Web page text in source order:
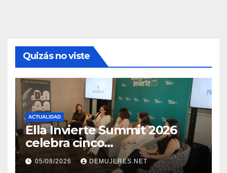
Quizás no viste
ACTUALIDAD
Ella Invierte Summit 2026
celebra cinco
añosimpulsando a las
mujeres a construir su
05/08/2026 DEMUJERES.NET